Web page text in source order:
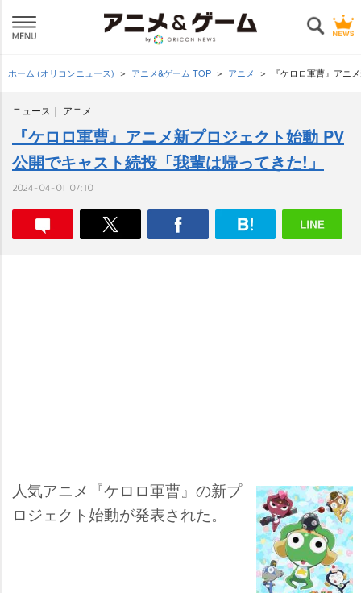
ホーム (オリコンニュース) アニメ&ゲーム TOP アニメ 『ケロロ軍曹』アニ
ニュース アニメ
『ケロロ軍曹』アニメ新プロジェクト始動 PV
公開でキャスト続投「我輩は帰ってきた!」
2024-04-01 07:10
人気アニメ『ケロロ軍曹』の新プ
ロジェクト始動が発表された。